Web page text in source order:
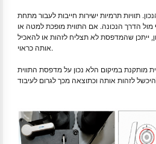
תוויות תרמיות ישירות חייבות לעבור מתחת
הדרך הנכונה. אם התווית מופכת למטה או
ייתכן שהמדפסת לא תצליח לזהות או להאכיל
אותה כראוי.
מותקנת במיקום הלא נכון על מדפסת התווית